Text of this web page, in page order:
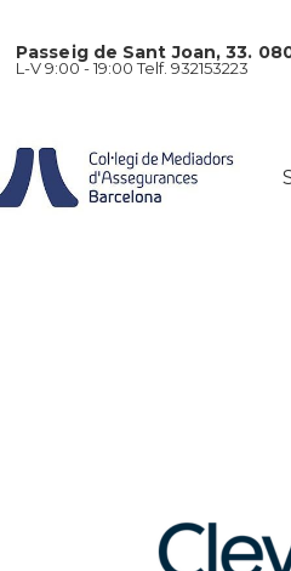
Passeig de Sant Joan, 33.
L-V 9:00 - 19:00 Telf. 932153223